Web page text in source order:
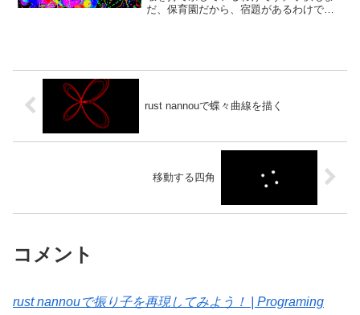
だ、保育園だから、宿題があるわけでも
rust nannouで蝶々曲線を描く
移動する四角
コメント
rust nannouで振り子を再現してみよう！ | Programing